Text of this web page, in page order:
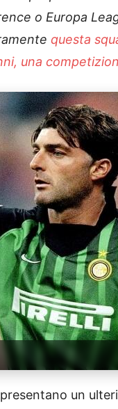
o Europa
questa
una
un